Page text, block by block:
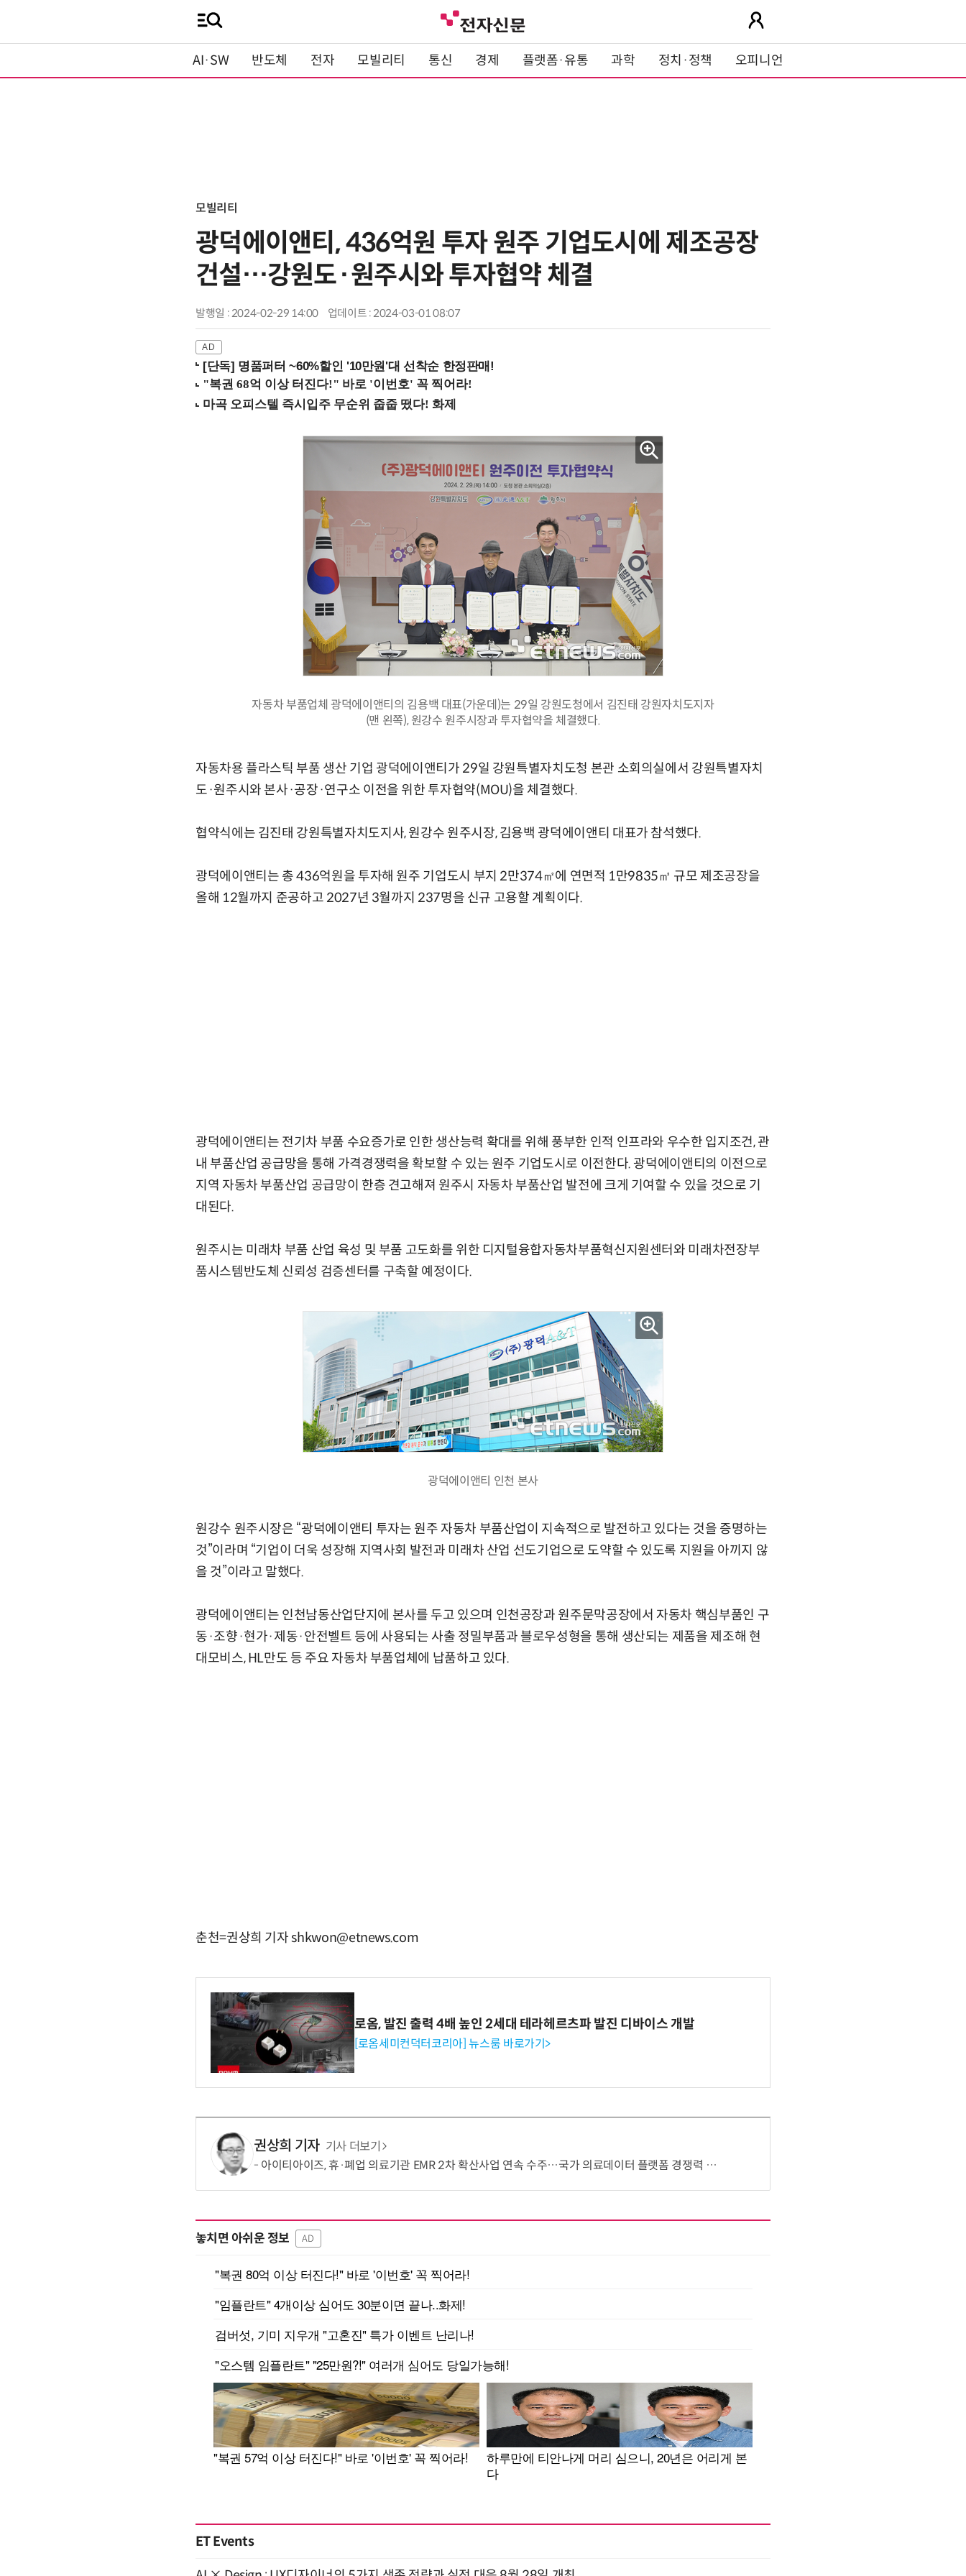
AI·SW 반도체 전자 모빌리티 통신 경제 플랫폼·유통 과학 정치·정책 오피니언
모빌리티
광덕에이앤티, 436억원 투자 원주 기업도시에 제조공장
건설…강원도·원주시와 투자협약 체결
발행일 : 2024-02-29 14:00 업데이트 : 2024-03-01 08:07
[단독] 명품퍼터 ~60%할인 '10만원'대 선착순 한정판매!
자동차 부품업체 광덕에이앤티의 김용백 대표(가운데)는 29일 강원도청에서 김진태 강원자치도지자
(맨 왼쪽), 원강수 원주시장과 투자협약을 체결했다.
자동차용 플라스틱 부품 생산 기업 광덕에이앤티가 29일 강원특별자치도청 본관 소회의실에서 강원특별자치
도·원주시와 본사·공장·연구소 이전을 위한 투자협약(MOU)을 체결했다.
협약식에는 김진태 강원특별자치도지사, 원강수 원주시장, 김용백 광덕에이앤티 대표가 참석했다.
광덕에이앤티는 총 436억원을 투자해 원주 기업도시 부지 2만374㎡에 연면적 1만9835㎡ 규모 제조공장을
올해 12월까지 준공하고 2027년 3월까지 237명을 신규 고용할 계획이다.
광덕에이앤티는 전기차 부품 수요증가로 인한 생산능력 확대를 위해 풍부한 인적 인프라와 우수한 입지조건, 관
내 부품산업 공급망을 통해 가격경쟁력을 확보할 수 있는 원주 기업도시로 이전한다. 광덕에이앤티의 이전으로
지역 자동차 부품산업 공급망이 한층 견고해져 원주시 자동차 부품산업 발전에 크게 기여할 수 있을 것으로 기
대된다.
원주시는 미래차 부품 산업 육성 및 부품 고도화를 위한 디지털융합자동차부품혁신지원센터와 미래차전장부
품시스템반도체 신뢰성 검증센터를 구축할 예정이다.
광덕에이앤티 인천 본사
원강수 원주시장은 “광덕에이앤티 투자는 원주 자동차 부품산업이 지속적으로 발전하고 있다는 것을 증명하는
것”이라며 “기업이 더욱 성장해 지역사회 발전과 미래차 산업 선도기업으로 도약할 수 있도록 지원을 아끼지 않
을 것”이라고 말했다.
광덕에이앤티는 인천남동산업단지에 본사를 두고 있으며 인천공장과 원주문막공장에서 자동차 핵심부품인 구
동·조향·현가·제동·안전벨트 등에 사용되는 사출 정밀부품과 블로우성형을 통해 생산되는 제품을 제조해 현
대모비스, HL만도 등 주요 자동차 부품업체에 납품하고 있다.
춘천=권상희 기자 shkwon@etnews.com
로옴, 발진 출력 4배 높인 2세대 테라헤르츠파 발진 디바이스 개발
[로옴세미컨덕터코리아] 뉴스룸 바로가기>
권상희 기자 기사 더보기
아이티아이즈, 휴·폐업 의료기관 EMR 2차 확산사업 연속 수주…국가 의료데이터 플랫폼 경쟁력 강화
놓치면 아쉬운 정보 AD
ET Events